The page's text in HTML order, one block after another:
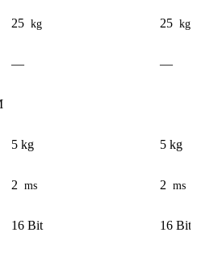
25 kg 25 kg
— —
5 kg 5 kg
2 ms 2 ms
16 Bit 16 Bit